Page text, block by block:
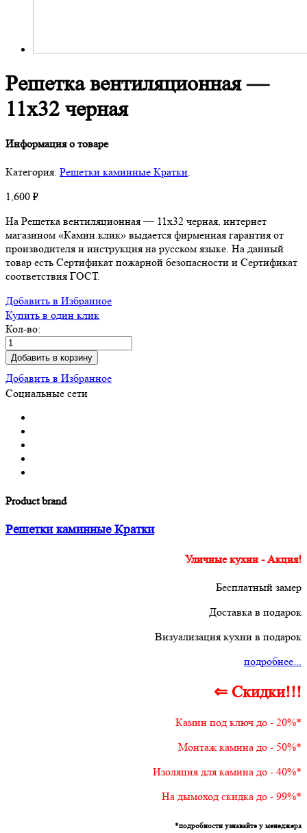
Решетка вентиляционная —
11х32 черная
Информация о товаре
Категория: Решетки каминные Кратки.
1,600 ₽
На Решетка вентиляционная — 11х32 черная, интернет
магазином «Камин.клик» выдается фирменная гарантия от
производителя и инструкция на русском языке. На данный
товар есть Сертификат пожарной безопасности и Сертификат
соответствия ГОСТ.
Добавить в Избранное
Купить в один клик
Кол-во:
Добавить в корзину
Добавить в Избранное
Социальные сети
Product brand
Решетки каминные Кратки
Уличные кухни - Акция!
Бесплатный замер
Доставка в подарок
Визуализация кухни в подарок
подробнее...
⇐ Скидки!!!
Камин под ключ до - 20%*
Монтаж камина до - 50%*
Изоляция для камина до - 40%*
На дымоход скидка до - 99%*
*подробности узнавайте у менеджера